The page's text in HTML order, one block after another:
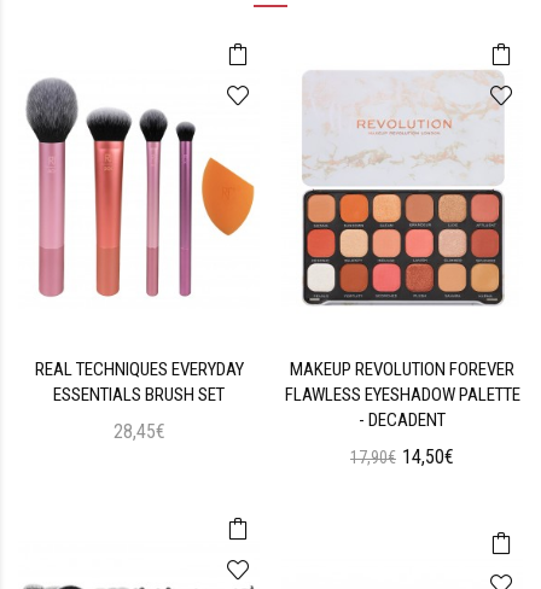
REAL TECHNIQUES EVERYDAY
ESSENTIALS BRUSH SET
28,45€
MAKEUP REVOLUTION FOREVER
FLAWLESS EYESHADOW PALETTE
- DECADENT
17,90€ 14,50€